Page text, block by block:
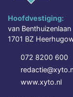
Hoofdvestiging:
van Benthuizenlaan
1701 BZ
072 8200 600
www.xyto.nl